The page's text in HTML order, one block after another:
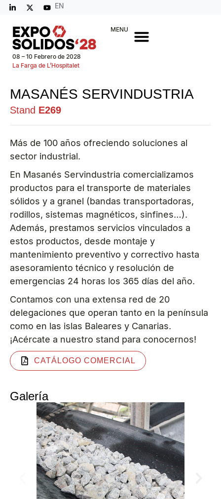
EN
08 – 10 Febrero de 2028
La Farga de L’Hospitalet
MENU
MASANÉS SERVINDUSTRIA
Stand E269
Más de 100 años ofreciendo soluciones al
sector industrial.
En Masanés Servindustria comercializamos
productos para el transporte de materiales
sólidos y a granel (bandas transportadoras,
rodillos, sistemas magnéticos, sinfines…).
Además, prestamos servicios vinculados a
estos productos, desde montaje y
mantenimiento preventivo y correctivo hasta
asesoramiento técnico y resolución de
emergencias 24 horas los 365 días del año.
Contamos con una extensa red de 20
delegaciones que operan tanto en la península
como en las islas Baleares y Canarias.
¡Acércate a nuestro stand para conocernos!
CATÁLOGO COMERCIAL
Galería